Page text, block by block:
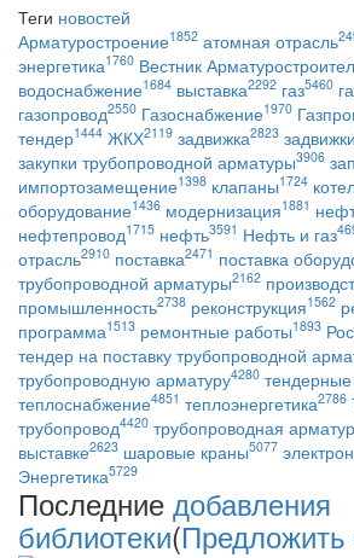
Теги новостей
Арматуростроение1852 атомная отрасль
энергетика1760 Вестник
водоснабжение1684 выставка2292 газ5460
газопровод2550 Газоснабжение1970
тендер1444 ЖКХ2119 задвижка2823 задвижки
закупки трубопроводной арматуры3906
импортозамещение1398 клапаны1724
оборудование1436 модернизация1881
нефтепровод1715 нефть3591 Нефть и газ
отрасль2910 поставка2471 поставка
трубопроводной арматуры2162
промышленность2738 реконструкция1562
программа1513 ремонтные работы1893
тендер на поставку трубопроводной
трубопроводную арматуру4280 тендерные
теплоснабжение4851 теплоэнергетика2786
трубопровод4420 трубопроводная
выставке2623 шаровые краны5077
Энергетика5729
Последние добавления
библиотеки(Предложить